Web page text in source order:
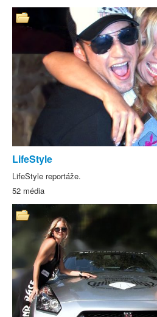
LifeStyle Auto-moto Xtreme
Divadlo
Hudba Magazíny
ZpravodajstvíZábava Trailery
Reality
show
Satira
LifeStyle
LifeStyle reportáže.
52 média